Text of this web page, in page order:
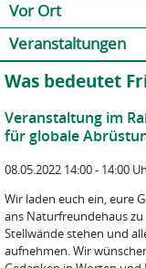
Vor Ort
Veranstaltungen
Was bedeutet
Veranstaltung im
für globale
08.05.2022 14:00 - 14:00
Wir laden euch ein, eure
ans Naturfreundehaus
Stellwände stehen und
aufnehmen. Wir